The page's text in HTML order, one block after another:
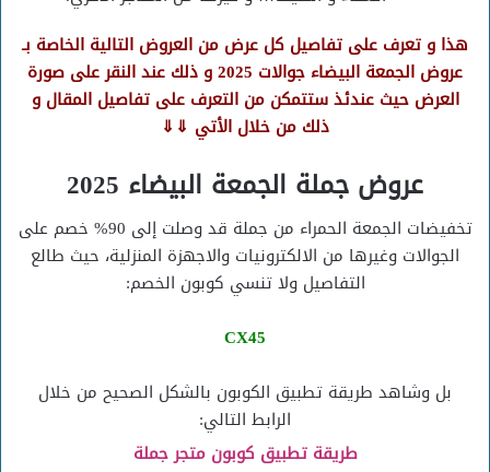
هذا و تعرف على تفاصيل كل عرض من العروض التالية الخاصة بـ
عروض الجمعة البيضاء جوالات 2025 و ذلك عند النقر على صورة
العرض حيث عندئذ ستتمكن من التعرف على تفاصيل المقال و
ذلك من خلال الأتي ⇓⇓
عروض جملة الجمعة البيضاء 2025
تخفيضات الجمعة الحمراء من جملة قد وصلت إلى 90% خصم على
الجوالات وغيرها من الالكترونيات والاجهزة المنزلية، حيث طالع
التفاصيل ولا تنسي كوبون الخصم:
CX45
بل وشاهد طريقة تطبيق الكوبون بالشكل الصحيح من خلال
الرابط التالي:
طريقة تطبيق كوبون متجر جملة